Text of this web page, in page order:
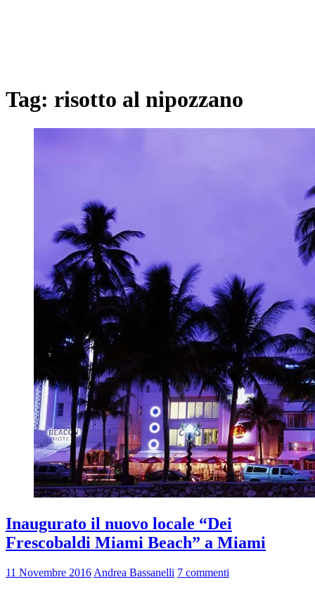
Tag: risotto al nipozzano
Inaugurato il nuovo locale “Dei
Frescobaldi Miami Beach” a Miami
11 Novembre 2016 Andrea Bassanelli 7 commenti